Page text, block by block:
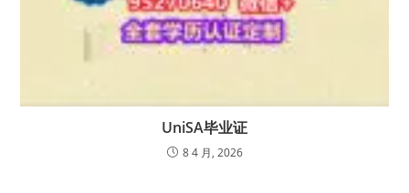
UniSA毕业证
8 4 月, 2026